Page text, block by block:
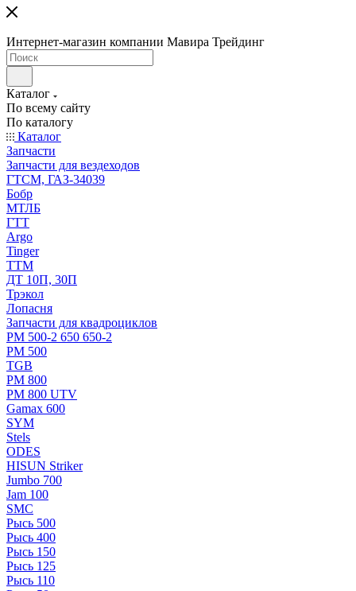
Интернет-магазин компании Мавира Трейдинг
Каталог
По всему сайту
По каталогу
Каталог
Запчасти
Запчасти для вездеходов
ГТСМ, ГАЗ-34039
Бобр
МТЛБ
ГТТ
Argo
Tinger
ТТМ
ДТ 10П, 30П
Трэкол
Лопасня
Запчасти для квадроциклов
РМ 500-2 650 650-2
РМ 500
TGB
РМ 800
РМ 800 UTV
Gamax 600
SYM
Stels
ОDЕS
HISUN Striker
Jumbo 700
Jam 100
SMC
Рысь 500
Рысь 400
Рысь 150
Рысь 125
Рысь 110